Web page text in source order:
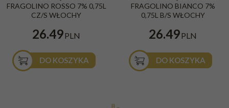
FRAGOLINO ROSSO 7% 0,75L
CZ/S WŁOCHY
26.49PLN
DO KOSZYKA
FRAGOLINO BIANCO 7%
0,75L B/S WŁOCHY
26.49PLN
DO KOSZYKA